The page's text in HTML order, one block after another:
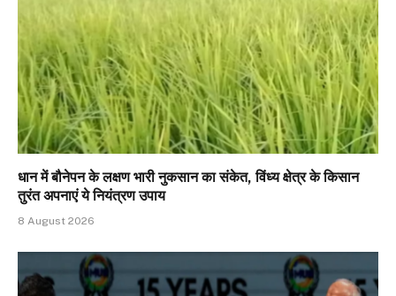
धान में बौनेपन के लक्षण भारी नुकसान का संकेत, विंध्य क्षेत्र के किसान
तुरंत अपनाएं ये नियंत्रण उपाय
8 August 2026